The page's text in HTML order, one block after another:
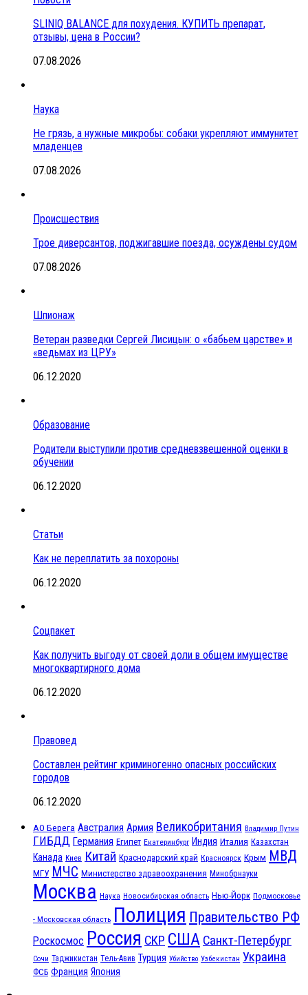
SLINIQ BALANCE для похудения. КУПИТЬ препарат,
отзывы, цена в России?
07.08.2026
Наука
Не грязь, а нужные микробы: собаки укрепляют иммунитет
младенцев
07.08.2026
Происшествия
Трое диверсантов, поджигавшие поезда, осуждены судом
07.08.2026
Шпионаж
Ветеран разведки Сергей Лисицын: о «бабьем царстве» и
«ведьмах из ЦРУ»
06.12.2020
Образование
Родители выступили против средневзвешенной оценки в
обучении
06.12.2020
Статьи
Как не переплатить за похороны
06.12.2020
Соцпакет
Как получить выгоду от своей доли в общем имуществе
многоквартирного дома
06.12.2020
Правовед
Составлен рейтинг криминогенно опасных российских
городов
06.12.2020
АО Берега Австралия Армия Великобритания Владимир Путин
ГИБДД Германия Египет Екатеринбург Индия Италия Казахстан
Канада Киев Китай Краснодарский край Красноярск Крым МВД
МГУ МЧС Министерство здравоохранения Минобрнауки
Москва Наука Новосибирская область Нью-Йорк Подмосковье
- Московская область Полиция Правительство РФ
Роскосмос Россия СКР США Санкт-Петербург
Сочи Таджикистан Тель-Авив Турция Убийство Узбекистан Украина
ФСБ Франция Япония